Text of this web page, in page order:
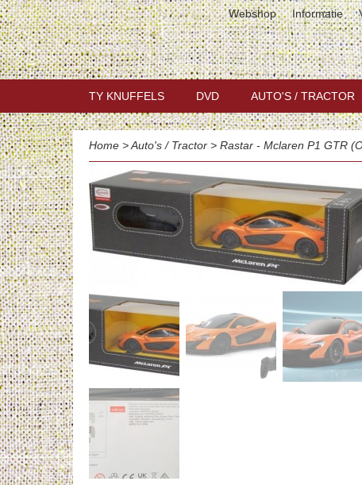
Webshop Informatie
TY KNUFFELS DVD AUTO'S / TRACTOR
Home >Auto's / Tractor > Rastar - Mclaren P1 GTR